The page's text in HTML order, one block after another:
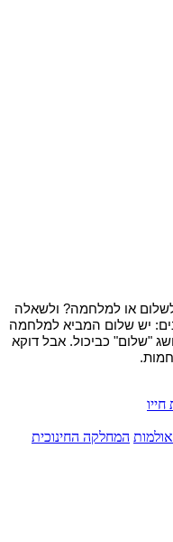
לשלום או למלחמה? ולשאלה
יש שלום המביא למלחמה
"שלום" כביכול. אבל דוקא
חייו
המחלקה החינוכית